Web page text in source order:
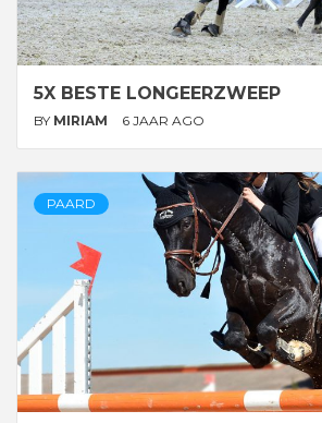
5X BESTE LONGEERZWEEP
BY MIRIAM 6 JAAR AGO
PAARD